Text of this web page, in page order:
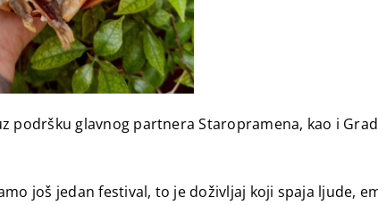
podršku glavnog partnera Staropramena, kao i
još jedan festival, to je doživljaj koji spaja